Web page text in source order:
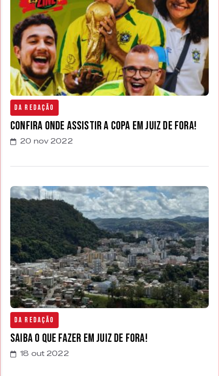
Da Redação
Confira onde assistir a Copa em Juiz de Fora!
20 nov 2022
Da Redação
Saiba o que fazer em Juiz de Fora!
18 out 2022